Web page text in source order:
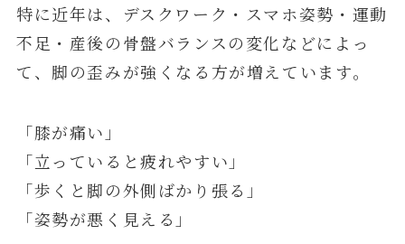
特に近年は、デスクワーク・スマホ姿勢・運動
不足・産後の骨盤バランスの変化などによっ
て、脚の歪みが強くなる方が増えています。
「膝が痛い」
「立っていると疲れやすい」
「歩くと脚の外側ばかり張る」
「姿勢が悪く見える」